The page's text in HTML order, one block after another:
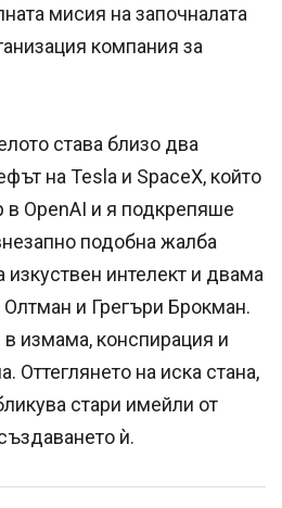
мисия на започналата
компания за
става близо два
на Tesla и SpaceX, който
OpenAI и я подкрепяше
подобна жалба
интелект и двама
и Грегъри Брокман.
измама, конспирация и
на иска стана,
стари имейли от
ѝ.